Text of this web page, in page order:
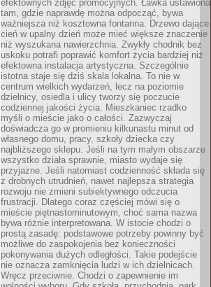
efektownych zdjęć promocyjnych. Ławka ustawiona
tam, gdzie naprawdę można odpocząć, bywa
ważniejsza niż kosztowna fontanna. Drzewo dające
cień w upalny dzień może mieć większe znaczenie
niż wyszukana nawierzchnia. Zwykły chodnik bez
uskoku potrafi poprawić komfort życia bardziej niż
efektowna instalacja artystyczna. Szczególnie
istotna staje się dziś skala lokalna. To nie w
centrum wielkich wydarzeń, lecz na poziomie
dzielnicy, osiedla i ulicy tworzy się poczucie
codziennej jakości życia. Mieszkaniec rzadko
myśli o mieście jako o całości. Zazwyczaj
doświadcza go w promieniu kilkunastu minut od
własnego domu, pracy, szkoły dziecka czy
najbliższego sklepu. Jeśli na tym małym obszarze
wszystko działa sprawnie, miasto wydaje się
przyjazne. Jeśli natomiast codzienność składa się
z drobnych utrudnień, nawet najlepsza strategia
rozwoju nie zmieni subiektywnego odczucia
frustracji. Dlatego coraz częściej mówi się o
mieście piętnastominutowym, choć sama nazwa
bywa różnie interpretowana. W istocie chodzi o
prostą zasadę: podstawowe potrzeby powinny być
możliwe do zaspokojenia bez konieczności
pokonywania dużych odległości. Takie podejście
nie oznacza zamknięcia ludzi w ich dzielnicach.
Wręcz przeciwnie. Chodzi o zapewnienie im